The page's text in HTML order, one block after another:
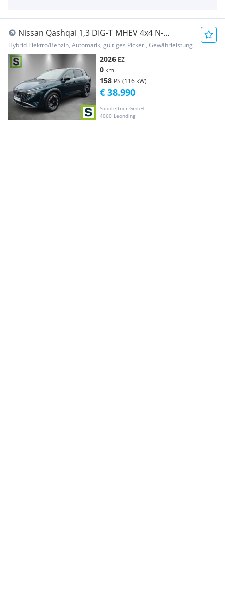
Nissan Qashqai 1,3 DIG-T MHEV 4x4 N-
Connecta+ Xtronic
Hybrid Elektro/Benzin, Automatik, gültiges Pickerl, Gewährleistung
2026 EZ
0 km
158 PS (116 kW)
Sonnleitner GmbH
4060 Leonding
€ 38.990